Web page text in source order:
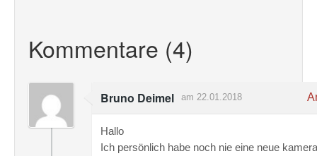
Kommentare (4)
Bruno Deimel am 22.01.2018
Hallo
Ich persönlich habe noch nie eine neue